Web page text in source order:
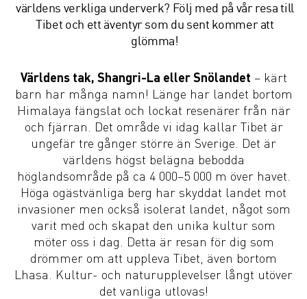
världens verkliga underverk? Följ med på vår resa till
Tibet och ett äventyr som du sent kommer att
glömma!
Världens tak, Shangri-La eller Snölandet – kärt
barn har många namn! Länge har landet bortom
Himalaya fängslat och lockat resenärer från när
och fjärran. Det område vi idag kallar Tibet är
ungefär tre gånger större än Sverige. Det är
världens högst belägna bebodda
höglandsområde på ca 4 000–5 000 m över havet.
Höga ogästvänliga berg har skyddat landet mot
invasioner men också isolerat landet, något som
varit med och skapat den unika kultur som
möter oss i dag. Detta är resan för dig som
drömmer om att uppleva Tibet, även bortom
Lhasa. Kultur- och naturupplevelser långt utöver
det vanliga utlovas!